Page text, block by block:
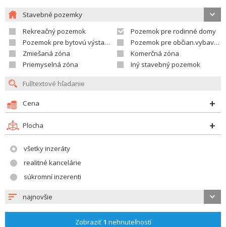
Stavebné pozemky
Rekreačný pozemok
Pozemok pre rodinné domy
Pozemok pre bytovú výstavbu
Pozemok pre občian.vybavenosť
Zmiešaná zóna
Komerčná zóna
Priemyselná zóna
Iný stavebný pozemok
Cena
Plocha
všetky inzeráty
realitné kancelárie
súkromní inzerenti
najnovšie
Zobraziť1 nehnuteľností